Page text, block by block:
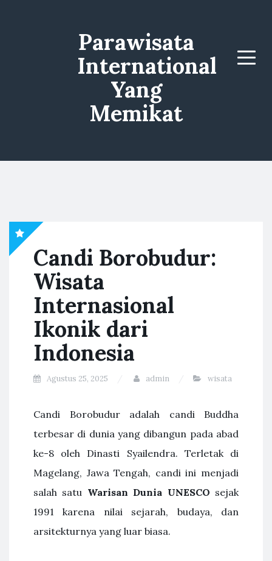
Parawisata
International
Yang
Memikat
Menu
Candi Borobudur:
Wisata
Internasional
Ikonik dari
Indonesia
Agustus 25, 2025 admin wisata
Candi Borobudur adalah candi Buddha
terbesar di dunia yang dibangun pada abad
ke-8 oleh Dinasti Syailendra. Terletak di
Magelang, Jawa Tengah, candi ini menjadi
salah satu Warisan Dunia UNESCO sejak
1991 karena nilai sejarah, budaya, dan
arsitekturnya yang luar biasa.